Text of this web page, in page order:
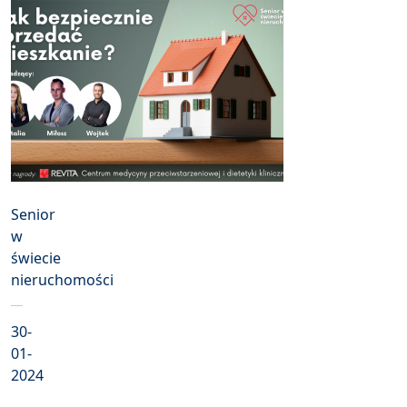
Senior
w
świecie
nieruchomości
30-
01-
2024